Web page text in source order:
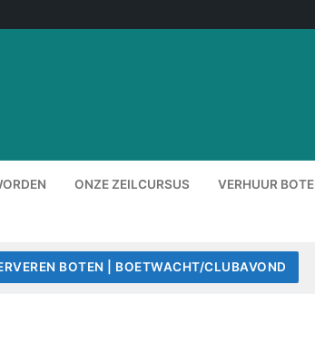
ONZE ZEILCURSUS VERHUUR
BOTEN | BOETWACHT/CLUBAVOND